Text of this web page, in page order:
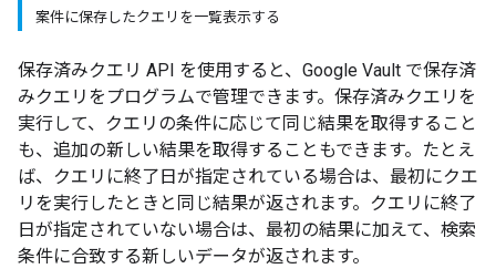
案件に保存したクエリを一覧表示する
保存済みクエリ API を使用すると、Google Vault で保存済
みクエリをプログラムで管理できます。保存済みクエリを
実行して、クエリの条件に応じて同じ結果を取得すること
も、追加の新しい結果を取得することもできます。たとえ
ば、クエリに終了日が指定されている場合は、最初にクエ
リを実行したときと同じ結果が返されます。クエリに終了
日が指定されていない場合は、最初の結果に加えて、検索
条件に合致する新しいデータが返されます。